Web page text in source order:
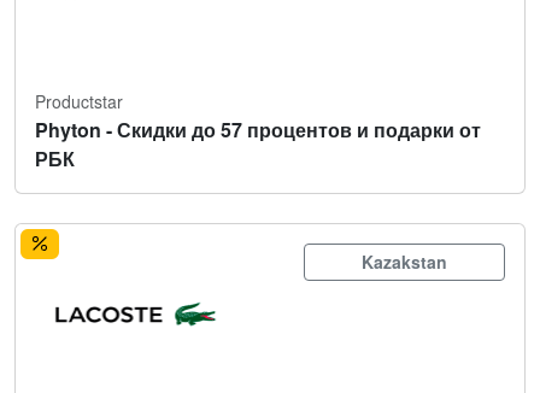
Productstar
Phyton - Скидки до 57 процентов и подарки от
РБК
Kazakstan